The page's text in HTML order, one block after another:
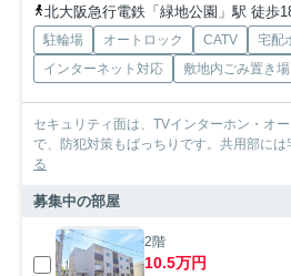
北大阪急行電鉄「緑地公園」駅 徒歩
駐輪場 オートロック CATV
宅配
インターネット対応
敷地内ごみ置き場
セキュリティ面は、TVインターホン・オ
で、防犯対策もばっちりです。共用部には
る
募集中の部屋
2階
10.5万円